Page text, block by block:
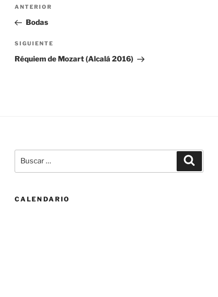
entradas
Entrada
anterior:
ANTERIOR
Bodas
Siguiente
entrada
SIGUIENTE
Réquiem de Mozart (Alcalá 2016)
por:
CALENDARIO